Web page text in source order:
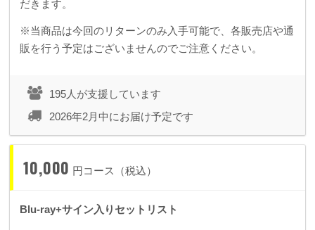
だきます。
※当商品は今回のリターンのみ入手可能で、各販売店や通
販を行う予定はございませんのでご注意ください。
195人が支援しています
2026年2月中にお届け予定です
10,000 円コース（税込）
Blu-ray+サイン入りセットリスト